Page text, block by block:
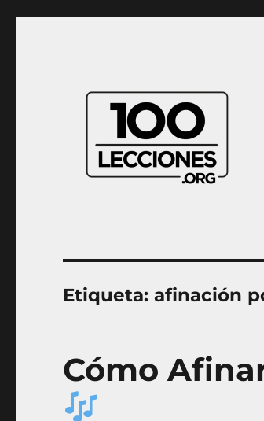
Etiqueta:afinación
Cómo